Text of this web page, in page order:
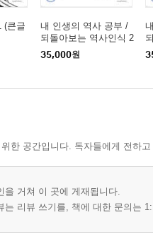
신 박무덕 이야기
물린 지식인 이야기ㆍ하나
물린 지식인 이야기ㆍ둘
인연 이야기
의 『석주유고』 이야기
‘신성한’ 권한에 관한 이야기
녘에 기증한 이야기
(큰글
내 인생의 역사 공부 /
되돌아보는 역사인식 2
(큰글자도서)
35,000원
(
한 공간입니다. 독자들에게 전하
을 거쳐 이 곳에 게재됩니다.
는 리뷰 쓰기를, 책에 대한 문의는